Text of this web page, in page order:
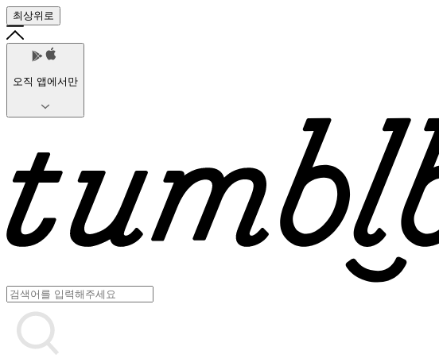
최상위로
오직 앱에서만